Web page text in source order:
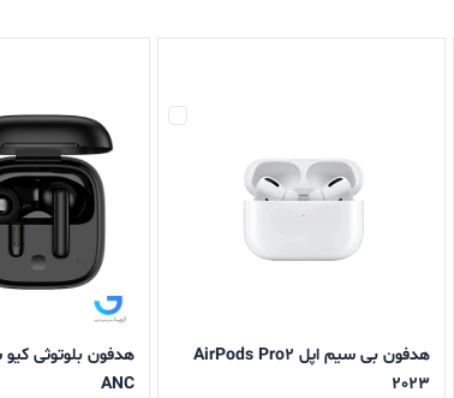
هدفون بی سیم اپل AirPods Pro2
2023
ANC